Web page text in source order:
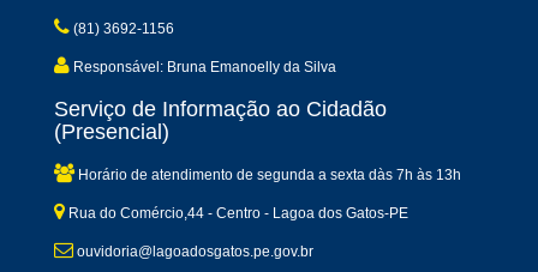
(81) 3692-1156
Responsável: Bruna Emanoelly da Silva
Serviço de Informação ao Cidadão
(Presencial)
Horário de atendimento de segunda a sexta dàs 7h às 13h
Rua do Comércio,44 - Centro - Lagoa dos Gatos-PE
ouvidoria@lagoadosgatos.pe.gov.br